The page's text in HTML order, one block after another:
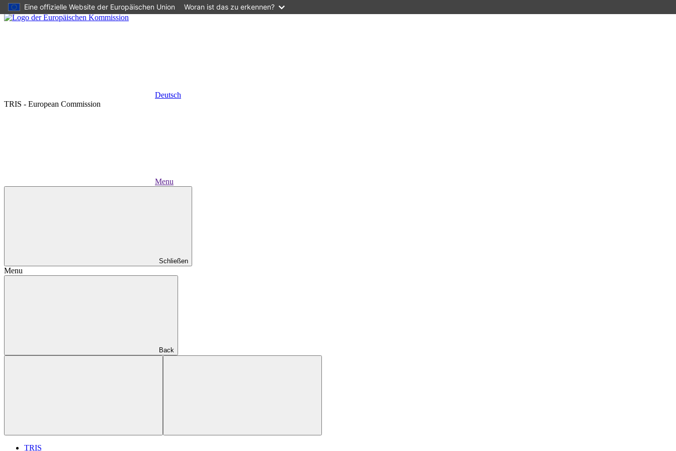
Skip to main content
Eine offizielle Website der Europäischen Union Woran ist das zu erkennen?
Deutsch
TRIS - European Commission
Menu
Schließen
Menu
Back
TRIS